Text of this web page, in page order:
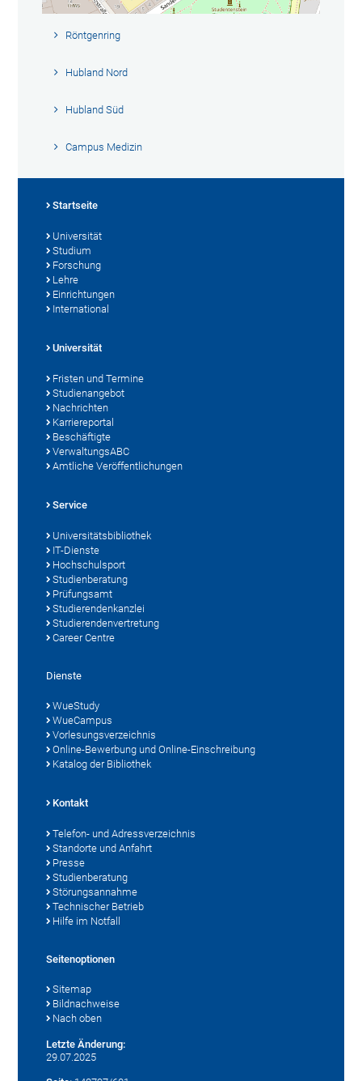
Röntgenring
Hubland Nord
Hubland Süd
Campus Medizin
Startseite
Universität
Studium
Forschung
Lehre
Einrichtungen
International
Universität
Fristen und Termine
Studienangebot
Nachrichten
Karriereportal
Beschäftigte
VerwaltungsABC
Amtliche Veröffentlichungen
Service
Universitätsbibliothek
IT-Dienste
Hochschulsport
Studienberatung
Prüfungsamt
Studierendenkanzlei
Studierendenvertretung
Career Centre
Dienste
WueStudy
WueCampus
Vorlesungsverzeichnis
Online-Bewerbung und Online-Einschreibung
Katalog der Bibliothek
Kontakt
Telefon- und Adressverzeichnis
Standorte und Anfahrt
Presse
Studienberatung
Störungsannahme
Technischer Betrieb
Hilfe im Notfall
Seitenoptionen
Sitemap
Bildnachweise
Nach oben
Letzte Änderung:
29.07.2025